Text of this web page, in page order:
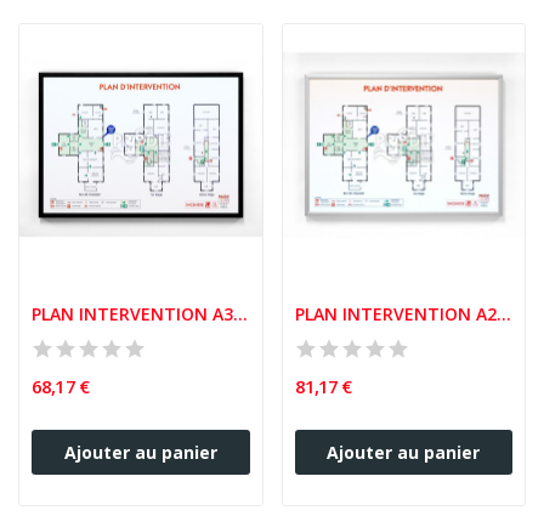
PLAN INTERVENTION A3 CADRE ALUMINIUM
68,17 €
Ajouter au panier
PLAN INTERVENTION A2 CADRE ALUMINIUM
81,17 €
Ajouter au panier